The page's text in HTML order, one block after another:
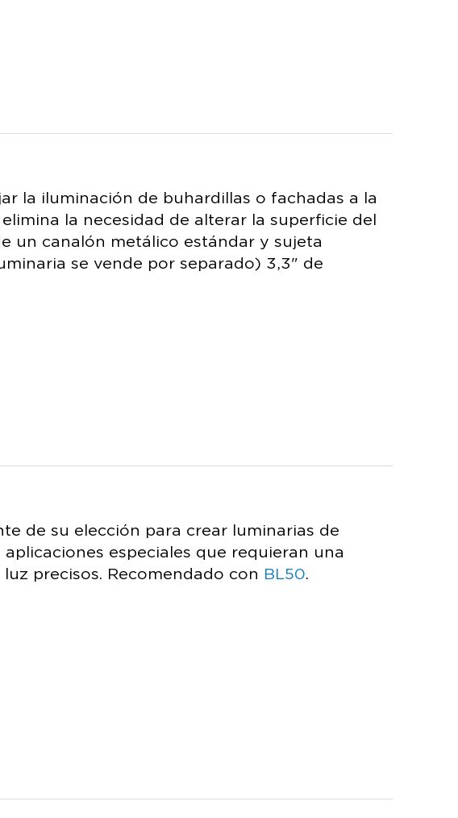
la iluminación de buhardillas o fachadas a la
la necesidad de alterar la superficie del
un canalón metálico estándar y sujeta
se vende por separado) 3,3" de
de su elección para crear luminarias de
especiales que requieran una
precisos. Recomendado con BL50.